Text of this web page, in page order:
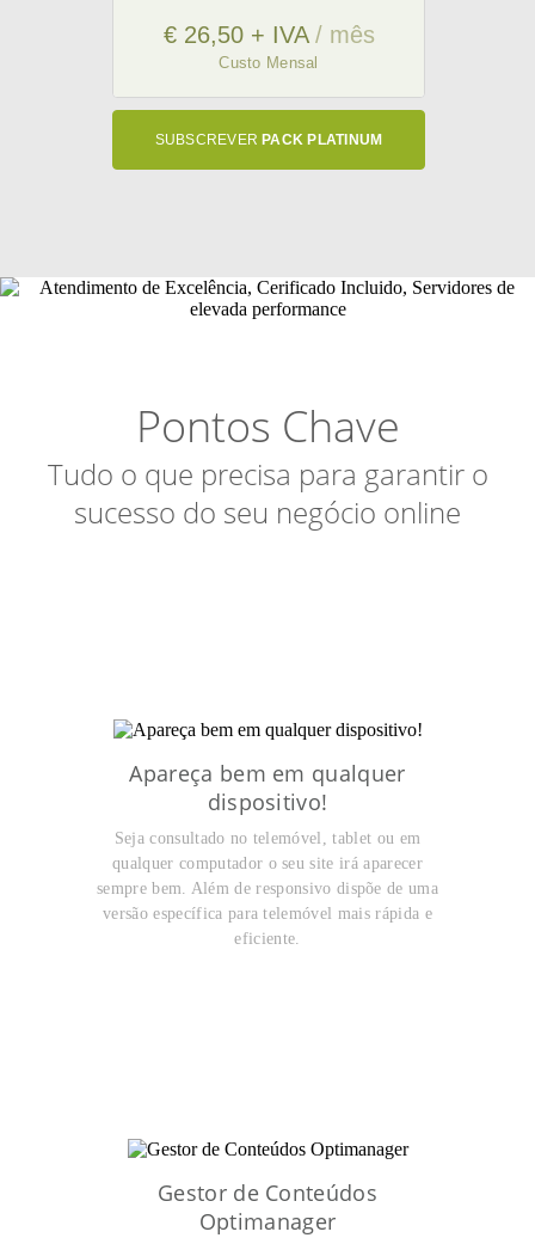
€ 26,50 + IVA / mês
Custo Mensal
SUBSCREVERPACK PLATINUM
Pontos Chave
Tudo o que precisa para garantir o
sucesso do seu negócio online
Apareça bem em qualquer
dispositivo!
Seja consultado no telemóvel, tablet ou em
qualquer computador o seu site irá aparecer
sempre bem. Além de responsivo dispõe de uma
versão específica para telemóvel mais rápida e
eficiente.
Gestor de Conteúdos
Optimanager